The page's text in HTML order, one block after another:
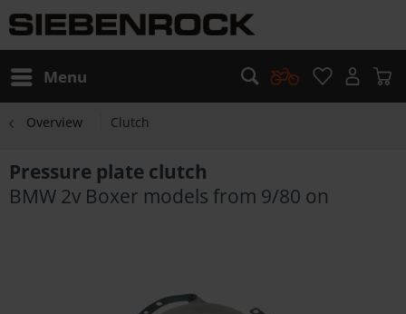
Menu
Overview Clutch
Pressure plate clutch
BMW 2v Boxer models from 9/80 on